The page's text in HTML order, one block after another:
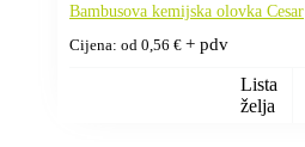
Bambusova kemijska olovka Cesar
Cijena: od 0,56 € + pdv
Lista
želja